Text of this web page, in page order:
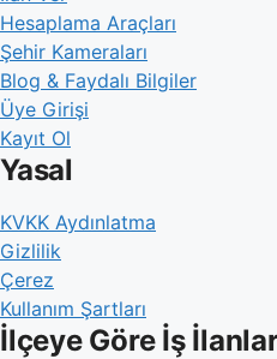
Hesaplama Araçları
Şehir Kameraları
Blog & Faydalı Bilgiler
Üye Girişi
Kayıt Ol
Yasal
KVKK Aydınlatma
Gizlilik
Çerez
Kullanım Şartları
İlçeye Göre İş